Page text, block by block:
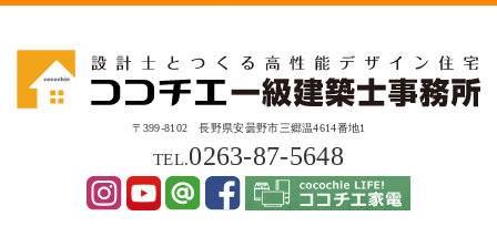
〒399-8102 長野県安曇野市三郷温4614番地1
TEL.0263-87-5648